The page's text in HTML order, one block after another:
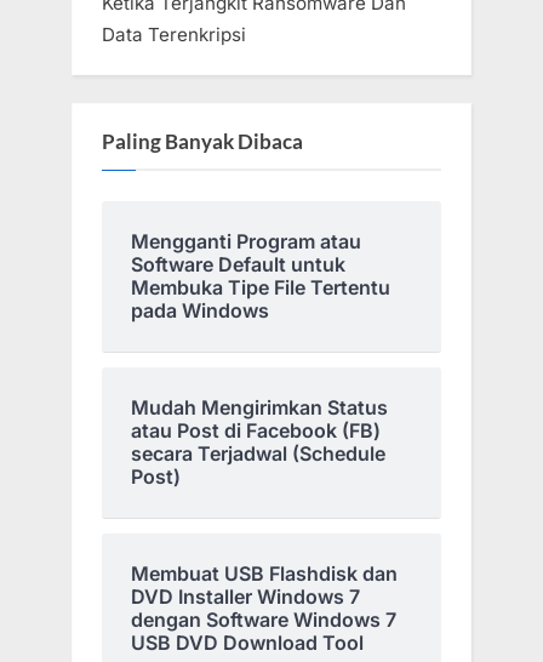
Data Terenkripsi
Paling Banyak Dibaca
Mengganti Program atau
Software Default untuk
Membuka Tipe File Tertentu
pada Windows
Mudah Mengirimkan Status
atau Post di Facebook (FB)
secara Terjadwal (Schedule
Post)
Membuat USB Flashdisk dan
DVD Installer Windows 7
dengan Software Windows 7
USB DVD Download Tool